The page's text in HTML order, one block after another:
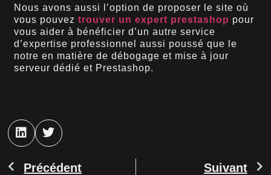
Nous avons aussi l’option de proposer le site où
vous pouveztrouver un expert prestashop pour
vous aider à bénéficier d’un autre service
d’expertise professionnel aussi poussé que le
notre en matière de débogage et mise à jour
serveur dédié et Prestashop.
Précédent Suivant